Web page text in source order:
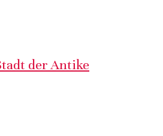
der Antike